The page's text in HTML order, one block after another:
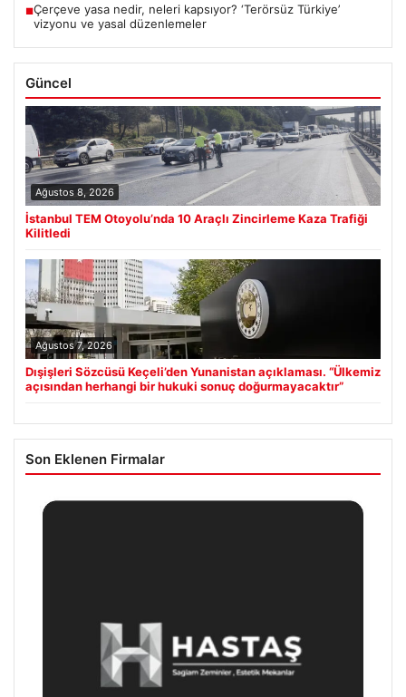
■Çerçeve yasa nedir, neleri kapsıyor? ‘Terörsüz Türkiye’
vizyonu ve yasal düzenlemeler
Güncel
Ağustos 8, 2026
İstanbul TEM Otoyolu’nda 10 Araçlı Zincirleme Kaza Trafiği
Kilitledi
Ağustos 7, 2026
Dışişleri Sözcüsü Keçeli’den Yunanistan açıklaması. “Ülkemiz
açısından herhangi bir hukuki sonuç doğurmayacaktır”
Son Eklenen Firmalar